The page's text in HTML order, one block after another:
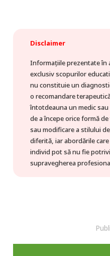
Disclaimer
Informațiile prezentate în
exclusiv scopurilor
nu constituie un
o recomandare
întotdeauna un medic
de a începe orice formă
sau modificare a stilului
diferită, iar abordările
individ pot să nu fie
supravegherea